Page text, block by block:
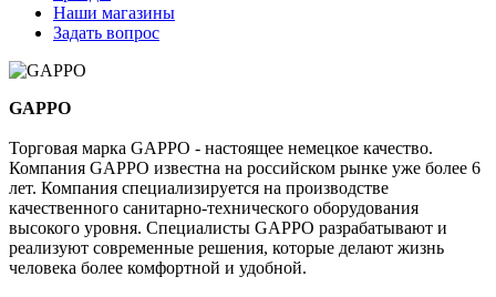
Наши магазины
Задать вопрос
GAPPO
Торговая марка GAPPO - настоящее немецкое качество.
Компания GAPPO известна на российском рынке уже более 6
лет. Компания специализируется на производстве
качественного санитарно-технического оборудования
высокого уровня. Специалисты GAPPO разрабатывают и
реализуют современные решения, которые делают жизнь
человека более комфортной и удобной.